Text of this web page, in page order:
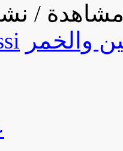
/
والخمر